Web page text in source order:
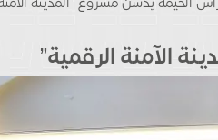
الآمنة الرقمية”